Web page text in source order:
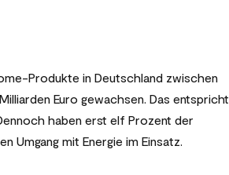
Produkte in Deutschland zwischen
Euro gewachsen. Das entspricht
haben erst elf Prozent der
Umgang mit Energie im Einsatz.